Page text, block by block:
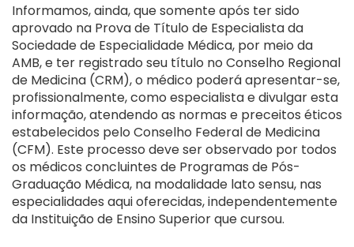
Informamos, ainda, que somente após ter sido
aprovado na Prova de Título de Especialista da
Sociedade de Especialidade Médica, por meio da
AMB, e ter registrado seu título no Conselho Regional
de Medicina (CRM), o médico poderá apresentar-se,
profissionalmente, como especialista e divulgar esta
informação, atendendo as normas e preceitos éticos
estabelecidos pelo Conselho Federal de Medicina
(CFM). Este processo deve ser observado por todos
os médicos concluintes de Programas de Pós-
Graduação Médica, na modalidade lato sensu, nas
especialidades aqui oferecidas, independentemente
da Instituição de Ensino Superior que cursou.